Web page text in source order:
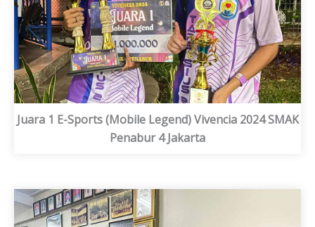
Juara 1 E-Sports (Mobile Legend) Vivencia 2024 SMAK
Penabur 4 Jakarta